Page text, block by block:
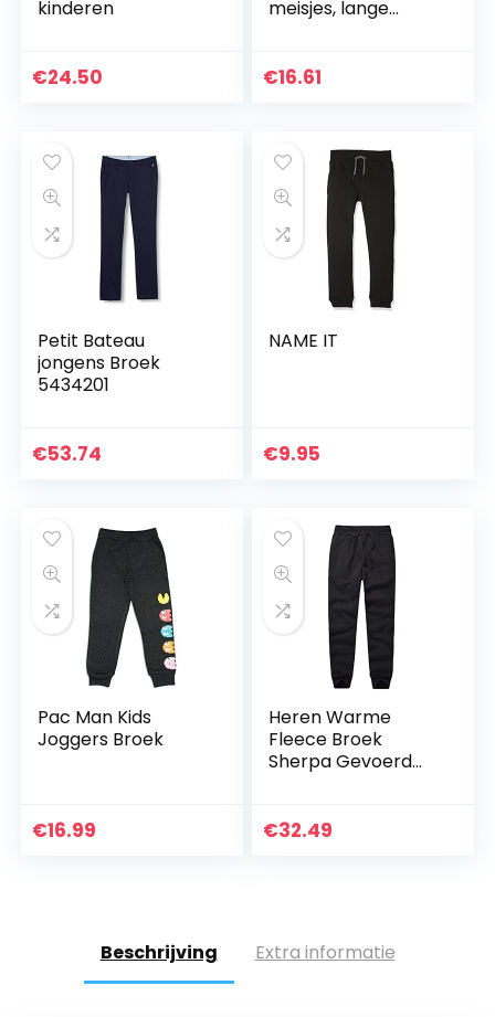
kinderen
€24.50
meisjes, lange
elastisch,
€16.61
Petit Bateau
jongens Broek
5434201
€53.74
NAME IT
€9.95
Pac Man Kids
Joggers Broek
€16.99
Heren Warme
Fleece Broek
Sherpa Gevoerd
Track Joggers
€32.49
Beschrijving Extra informatie